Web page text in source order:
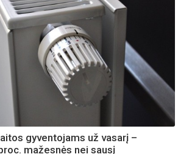
gyventojams už vasarį –
mažesnės nei sausį